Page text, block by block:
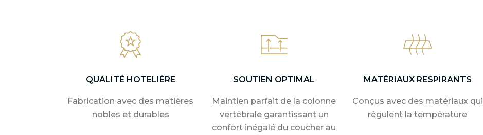
QUALITÉ HOTELIÈRE
Fabrication avec des matières
nobles et durables
SOUTIEN OPTIMAL
Maintien parfait de la colonne
vertébrale garantissant un
confort inégalé du coucher au
MATÉRIAUX RESPIRANTS
Conçus avec des matériaux qui
régulent la température